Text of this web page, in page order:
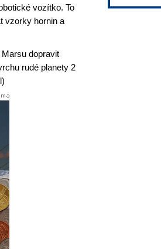
vozítko. To
vzorky hornin a
dopravit
rudé planety 2